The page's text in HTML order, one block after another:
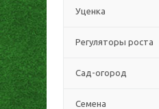
Уценка
Регуляторы роста
Сад-огород
Семена